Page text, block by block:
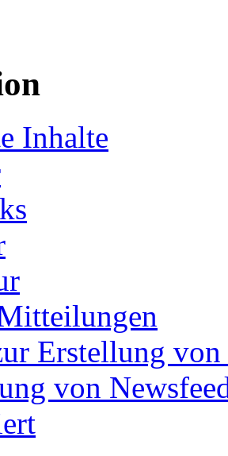
Inhalte
Erstellung
von